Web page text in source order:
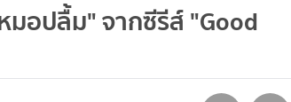
อปลื้ม" จากซีรีส์ "Good